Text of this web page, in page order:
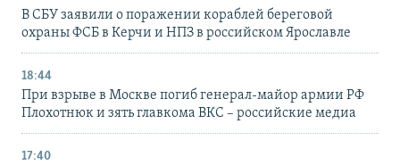
В СБУ заявили о поражении кораблей береговой
охраны ФСБ в Керчи и НПЗ в российском Ярославле
18:44
При взрыве в Москве погиб генерал-майор армии РФ
Плохотнюк и зять главкома ВКС – российские медиа
17:40